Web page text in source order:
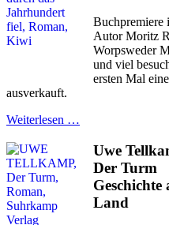
Buchpremiere
Autor Moritz
Worpsweder
und viel
ersten Mal
ausverkauft.
Weiterlesen …
Uwe
Der Turm
Geschichte
Land